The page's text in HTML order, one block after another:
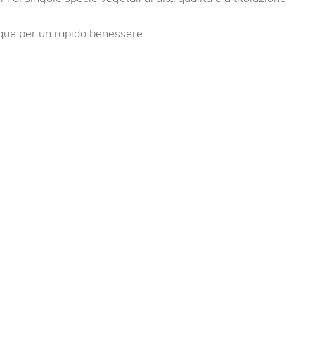
per un rapido benessere.